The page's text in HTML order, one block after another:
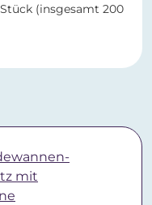
(insgesamt 200
mit